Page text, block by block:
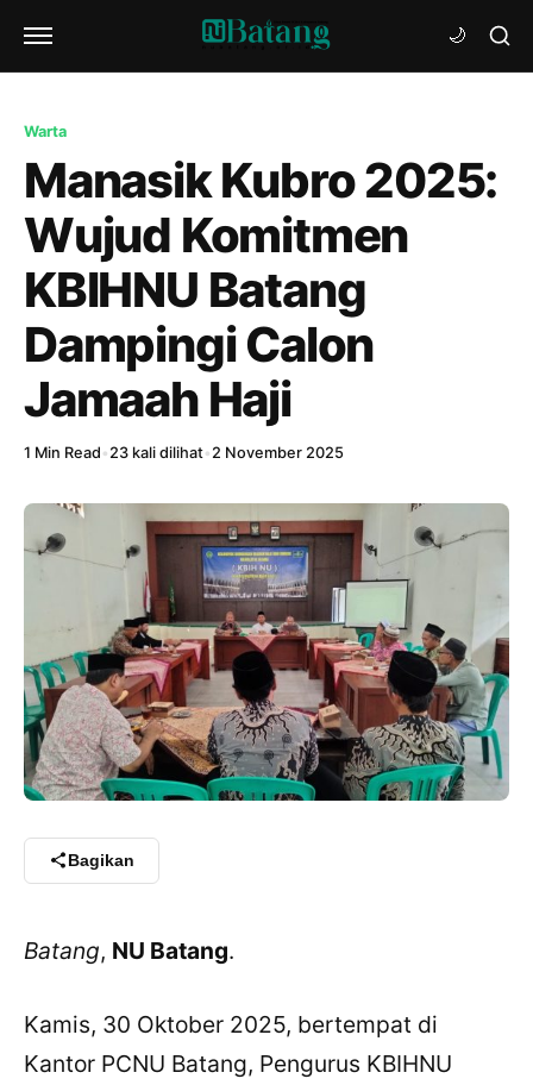
Warta
Manasik Kubro 2025:
Wujud Komitmen
KBIHNU Batang
Dampingi Calon
Jamaah Haji
1 Min Read •23 kali dilihat•2 November 2025
Bagikan
Batang, NU Batang.
Kamis, 30 Oktober 2025, bertempat di
Kantor PCNU Batang, Pengurus KBIHNU